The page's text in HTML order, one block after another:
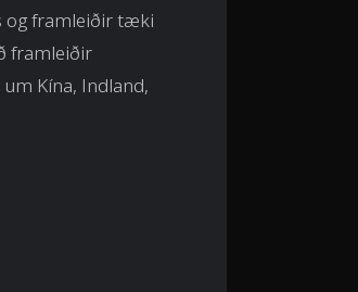
og framleiðir tæki
framleiðir
Kína, Indland,